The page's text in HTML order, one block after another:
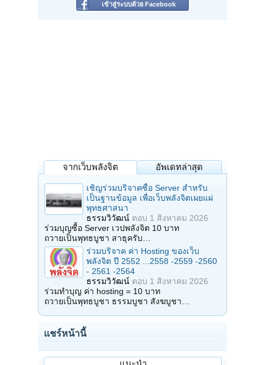
เข้าสู่ระบบด้วย Facebook
จากเว็บพลังจิต อัพเดทล่าสุด
เชิญร่วมบริจาคซื้อ Server สำหรับ
เป็นฐานข้อมูล เพื่อเว็บพลังจิตเผยแผ่
พุทธศาสนา
ธรรมวิวัฒน์ ตอบ 1 สิงหาคม 2026
ร่วมบุญซื้อ Server เวปพลังจิต 10 บาท
ถวายเป็นพุทธบูชา สาธุครับ…
ร่วมบริจาค ค่า Hosting ของเว็บ
พลังจิต ปี 2552 ...2558 -2559 -2560
- 2561 -2564
ธรรมวิวัฒน์ ตอบ 1 สิงหาคม 2026
ร่วมทำบุญ ค่า hosting = 10 บาท
ถวายเป็นพุทธบูชา ธรรมบูชา สังฆบูชา…
แชร์หน้านี้